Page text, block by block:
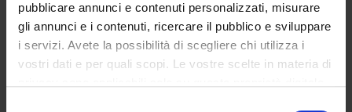
pubblicare annunci e contenuti personalizzati, misurare
gli annunci e i contenuti, ricercare il pubblico e sviluppare
i servizi. Avete la possibilità di scegliere chi utilizza i
vostri dati e per quali scopi. Le vostre scelte in materia di
DEPARTMENT ADMINISTRATION OFFICES
STUDENT ADMINISTRATION OFFICES
DEPARTMENT FACILITIES